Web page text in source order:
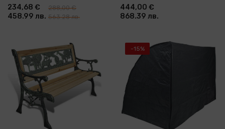
234,68 €
458.99 лв.
288,00 €
563.28 лв.
444,00 €
868.39 лв.
-15%